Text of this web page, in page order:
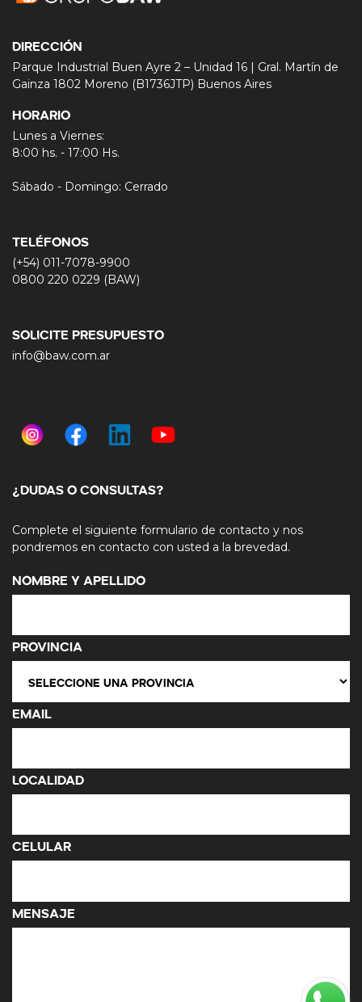
¿DUDAS O CONSULTAS?
Complete el siguiente formulario de contacto y nos
pondremos en contacto con usted a la brevedad.
Nombre y Apellido
Provincia
Email
Localidad
Celular
Mensaje
DIRECCIÓN
Parque Industrial Buen Ayre 2 – Unidad 16 | Gral. Martín de
Gainza 1802 Moreno (B1736JTP) Buenos Aires
HORARIO
Lunes a Viernes:
8:00 hs. - 17:00 Hs.
Sábado - Domingo: Cerrado
TELÉFONOS
(+54) 011-7078-9900
0800 220 0229 (BAW)
SOLICITE PRESUPUESTO
info@baw.com.ar